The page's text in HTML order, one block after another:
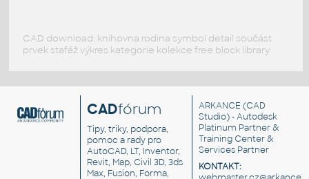
CAD download: knihovna rodina symbol detail součást
prvek stafáž výkres kategorie kolekce free block library
CADfórum
Tipy, triky, podpora,
pomoc a rady pro
AutoCAD, LT, Inventor,
Revit, Map, Civil 3D, 3ds
Max, Fusion, Forma,
ARKANCE (CAD
Studio) - Autodesk
Platinum Partner &
Training Center &
Services Partner
KONTAKT: